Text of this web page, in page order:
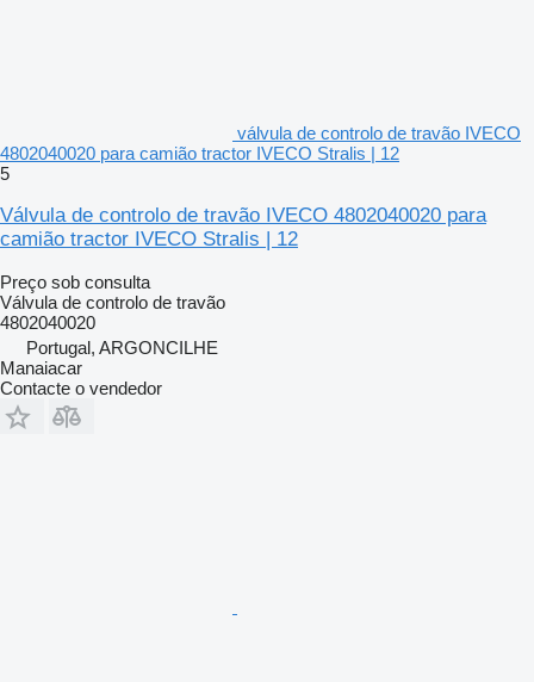
válvula de controlo de travão IVECO
4802040020 para camião tractor IVECO Stralis | 12
5
Válvula de controlo de travão IVECO 4802040020 para
camião tractor IVECO Stralis | 12
Preço sob consulta
Válvula de controlo de travão
4802040020
Portugal, ARGONCILHE
Manaiacar
Contacte o vendedor